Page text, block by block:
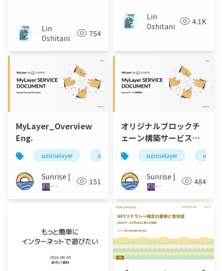
Lin
Oshitani
754
Lin
Oshitani
4.1K
MyLayer_Overview
Eng.
sunriselayer web3 blockchain ethereum
Sunrise |
🌆
Liquidity
151
オリジナルブロックチ
ェーン構築サービス
「MyLayer」 概要資料
sunriselayer web3
Sunrise |
🌆
for Proof
of
Liquidity
484